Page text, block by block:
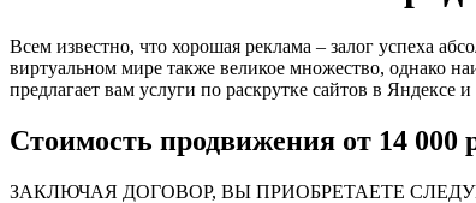
Всем известно, что хорошая реклама – залог успеха
виртуальном мире также великое множество, однако
предлагает вам услуги по раскрутке сайтов в
Стоимость продвижения от 14 000
ЗАКЛЮЧАЯ ДОГОВОР, ВЫ ПРИОБРЕТАЕТЕ